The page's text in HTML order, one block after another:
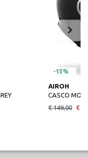
-15%
AIROH
CASCO
€ 149,00 €